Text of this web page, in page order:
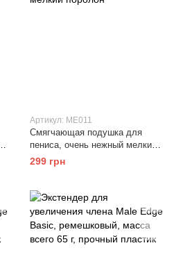
Артикул: ME011
Смягчающая подушка для
пениса, очень нежный мелкий
поролон
299 грн